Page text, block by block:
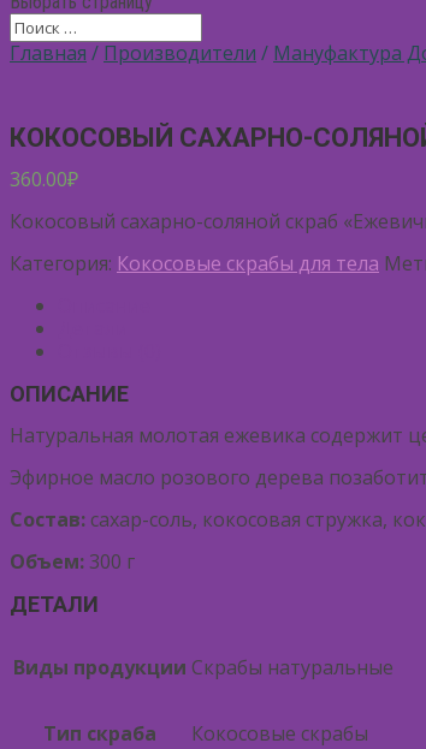
Главная / Производители / Мануфактура
КОКОСОВЫЙ САХАРНО-
360.00₽
Кокосовый сахарно-соляной скраб
Категория: Кокосовые скрабы для тела
ОПИСАНИЕ
Натуральная молотая ежевика содержит
Эфирное масло розового дерева
Состав: сахар-соль, кокосовая стружка,
Объем: 300 г
ДЕТАЛИ
Виды продукции Скрабы натуральные
Тип скраба Кокосовые скрабы